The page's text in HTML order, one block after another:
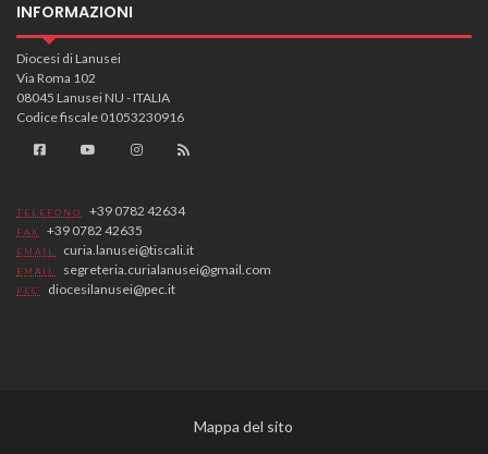
INFORMAZIONI
Diocesi di Lanusei
Via Roma 102
08045 Lanusei NU - ITALIA
Codice fiscale 01053230916
TELEFONO +39 0782 42634
FAX +39 0782 42635
EMAIL curia.lanusei@tiscali.it
EMAIL segreteria.curialanusei@gmail.com
PEC diocesilanusei@pec.it
Mappa del sito